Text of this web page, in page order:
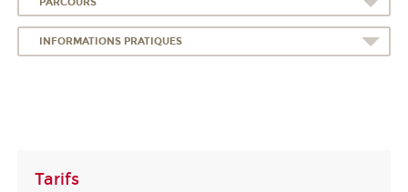
INFORMATIONS PRATIQUES
Tarifs